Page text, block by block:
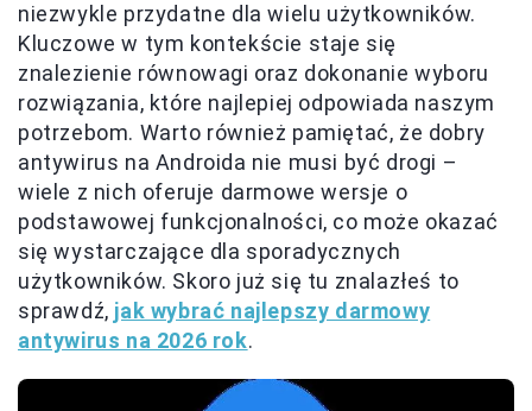
niezwykle przydatne dla wielu użytkowników.
Kluczowe w tym kontekście staje się
znalezienie równowagi oraz dokonanie wyboru
rozwiązania, które najlepiej odpowiada naszym
potrzebom. Warto również pamiętać, że dobry
antywirus na Androida nie musi być drogi –
wiele z nich oferuje darmowe wersje o
podstawowej funkcjonalności, co może okazać
się wystarczające dla sporadycznych
użytkowników. Skoro już się tu znalazłeś to
sprawdź, jak wybrać najlepszy darmowy
antywirus na 2026 rok.